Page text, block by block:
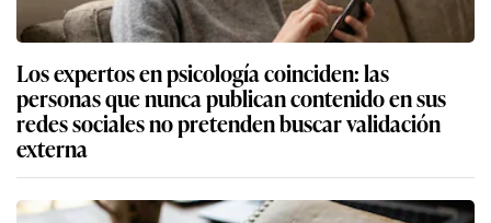
Los expertos en psicología coinciden: las
personas que nunca publican contenido en sus
redes sociales no pretenden buscar validación
externa